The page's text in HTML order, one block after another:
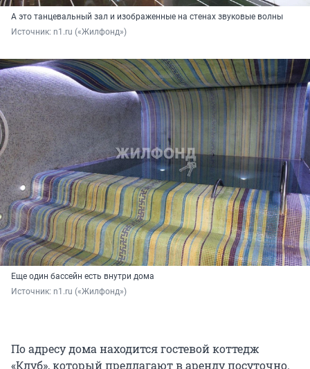
А это танцевальный зал и изображенные на стенах звуковые волны
Источник: n1.ru («Жилфонд»)
Еще один бассейн есть внутри дома
Источник: n1.ru («Жилфонд»)
По адресу дома находится гостевой коттедж
«Клуб», который предлагают в аренду посуточно.